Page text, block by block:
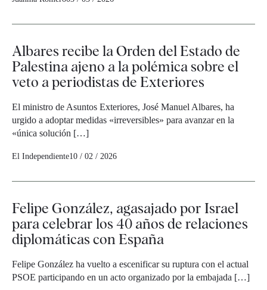
Albares recibe la Orden del Estado de
Palestina ajeno a la polémica sobre el
veto a periodistas de Exteriores
El ministro de Asuntos Exteriores, José Manuel Albares, ha
urgido a adoptar medidas «irreversibles» para avanzar en la
«única solución […]
El Independiente10 / 02 / 2026
Felipe González, agasajado por Israel
para celebrar los 40 años de relaciones
diplomáticas con España
Felipe González ha vuelto a escenificar su ruptura con el actual
PSOE participando en un acto organizado por la embajada […]